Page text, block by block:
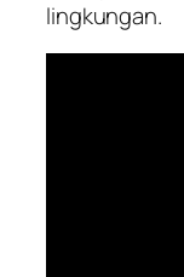
lingkungan.